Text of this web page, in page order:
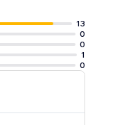
13
0
0
1
0